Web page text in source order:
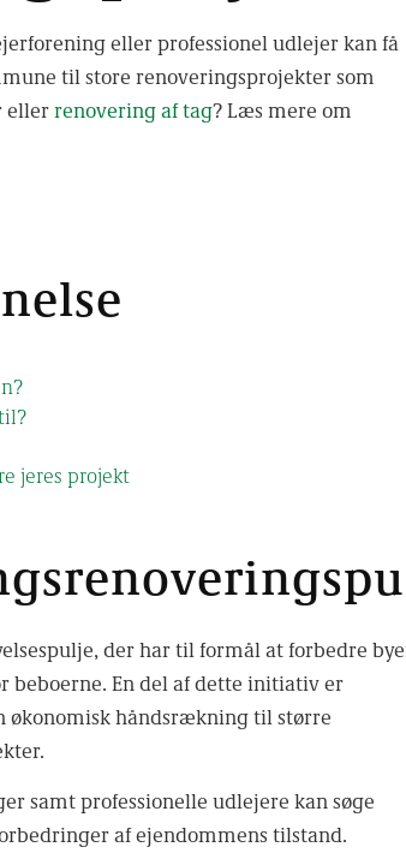
eller professionel udlejer kan få
til store renoveringsprojekter som
ellerrenovering af tag? Læs mere om
jeres projekt
der har til formål at forbedre
beboerne. En del af dette initiativ er
økonomisk håndsrækning til større
samt professionelle udlejere kan søge
af ejendommens tilstand.